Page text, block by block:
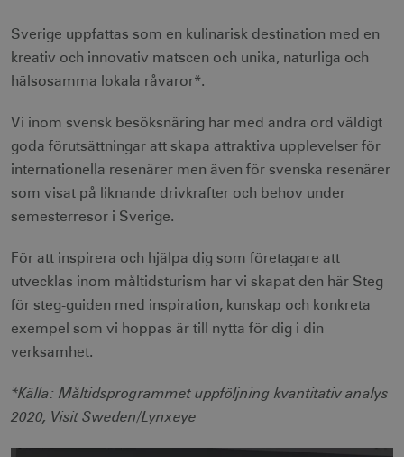
Sverige uppfattas som en kulinarisk destination med en
kreativ och innovativ matscen och unika, naturliga och
hälsosamma lokala råvaror*.
Vi inom svensk besöksnäring har med andra ord väldigt
goda förutsättningar att skapa attraktiva upplevelser för
internationella resenärer men även för svenska resenärer
som visat på liknande drivkrafter och behov under
semesterresor i Sverige.
För att inspirera och hjälpa dig som företagare att
utvecklas inom måltidsturism har vi skapat den här Steg
för steg-guiden med inspiration, kunskap och konkreta
exempel som vi hoppas är till nytta för dig i din
verksamhet.
*Källa: Måltidsprogrammet uppföljning kvantitativ analys
2020, Visit Sweden/Lynxeye